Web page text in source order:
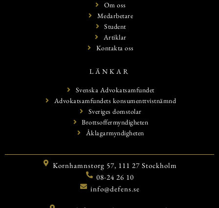
Om oss
Medarbetare
Student
Artiklar
Kontakta oss
LÄNKAR
Svenska Advokatsamfundet
Advokatsamfundets konsumenttvistnämnd
Sveriges domstolar
Brottsoffermyndigheten
Åklagarmyndigheten
Kornhamnstorg 57, 111 27 Stockholm
08-24 26 10
info@defens.se